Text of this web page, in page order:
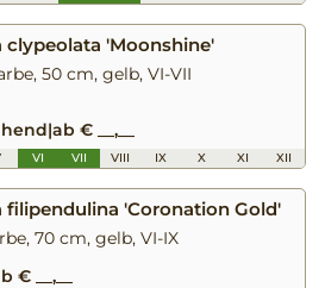
clypeolata 'Moonshine'
50 cm, gelb, VI-VII
|ab € __,__
VI VII VIII IX X XI XII
filipendulina 'Coronation Gold'
70 cm, gelb, VI-IX
€ __,__